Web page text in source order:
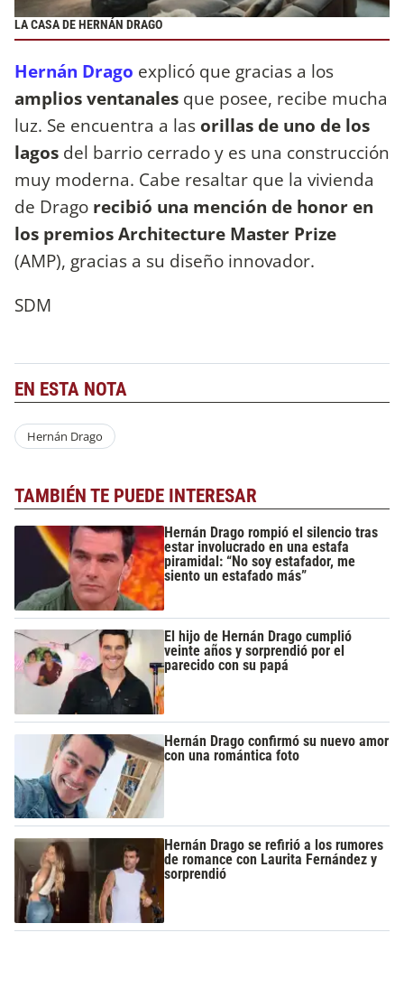
LA CASA DE HERNÁN DRAGO
Hernán Drago explicó que gracias a los
amplios ventanales que posee, recibe mucha
luz. Se encuentra a las orillas de uno de los
lagos del barrio cerrado y es una construcción
muy moderna. Cabe resaltar que la vivienda
de Drago recibió una mención de honor en
los premios Architecture Master Prize
(AMP), gracias a su diseño innovador.
SDM
EN ESTA NOTA
Hernán Drago
TAMBIÉN TE PUEDE INTERESAR
Hernán Drago rompió el silencio tras
estar involucrado en una estafa
piramidal: “No soy estafador, me
siento un estafado más”
El hijo de Hernán Drago cumplió
veinte años y sorprendió por el
parecido con su papá
Hernán Drago confirmó su nuevo amor
con una romántica foto
Hernán Drago se refirió a los rumores
de romance con Laurita Fernández y
sorprendió